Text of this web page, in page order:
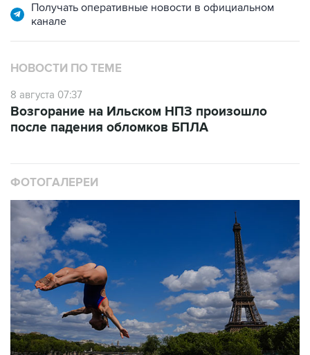
Получать оперативные новости в официальном
канале
НОВОСТИ ПО ТЕМЕ
8 августа 07:37
Возгорание на Ильском НПЗ произошло
после падения обломков БПЛА
ФОТОГАЛЕРЕИ